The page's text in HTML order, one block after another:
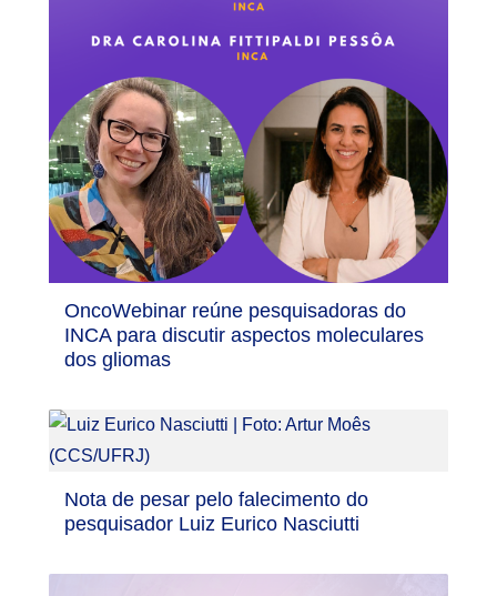
OncoWebinar reúne pesquisadoras do
INCA para discutir aspectos moleculares
dos gliomas
Nota de pesar pelo falecimento do
pesquisador Luiz Eurico Nasciutti